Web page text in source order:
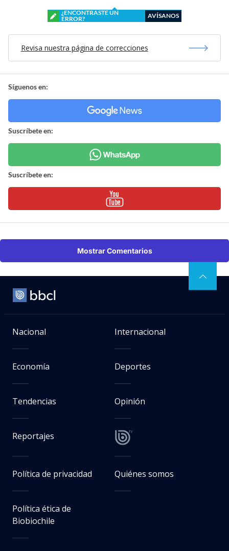
¿ENCONTRASTE UN
ERROR?
AVÍSANOS
Revisa nuestra página de correcciones
Síguenos en:
Suscríbete en:
Suscríbete en:
Mostrar Comentarios
Nacional Internacional
Economía Deportes
Tendencias Opinión
Reportajes
Política de privacidad Quiénes somos
Política ética de
Biobiochile